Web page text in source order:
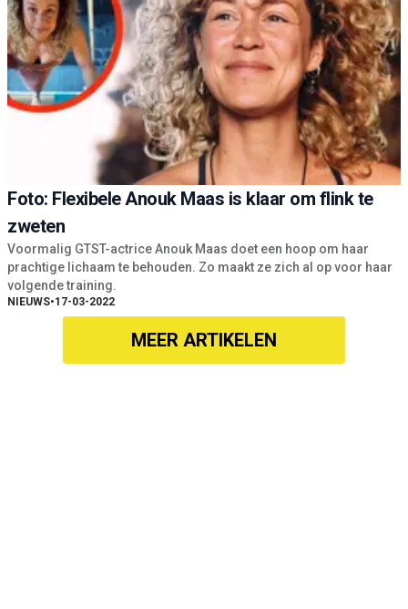
Foto: Flexibele Anouk Maas is klaar om flink te
zweten
Voormalig GTST-actrice Anouk Maas doet een hoop om haar
prachtige lichaam te behouden. Zo maakt ze zich al op voor haar
volgende training.
NIEUWS•17-03-2022
MEER ARTIKELEN